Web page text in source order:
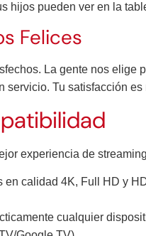
hijos pueden ver en la
Felices
La gente nos elige
Tu satisfacción
experiencia de
en calidad 4K, Full HD y
cualquier